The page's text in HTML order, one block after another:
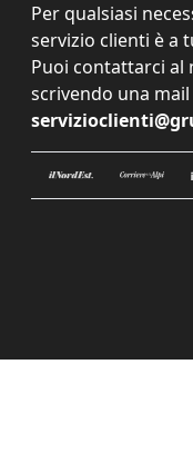
Per qualsiasi
servizio clienti è a
Puoi contattarci al
scrivendo una mail